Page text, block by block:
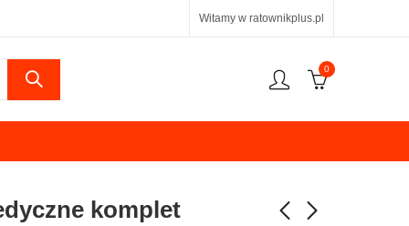
Witamy w ratownikplus.pl
0
komplet